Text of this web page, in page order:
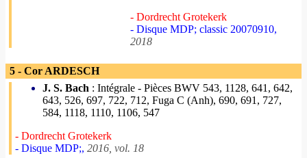
- Dordrecht Grotekerk
- Disque MDP; classic 20070910,
2018
5 - Cor ARDESCH
J. S. Bach : Intégrale - Pièces BWV 543, 1128, 641, 642,
643, 526, 697, 722, 712, Fuga C (Anh), 690, 691, 727,
584, 1118, 1110, 1106, 547
- Dordrecht Grotekerk
- Disque MDP;, 2016, vol. 18